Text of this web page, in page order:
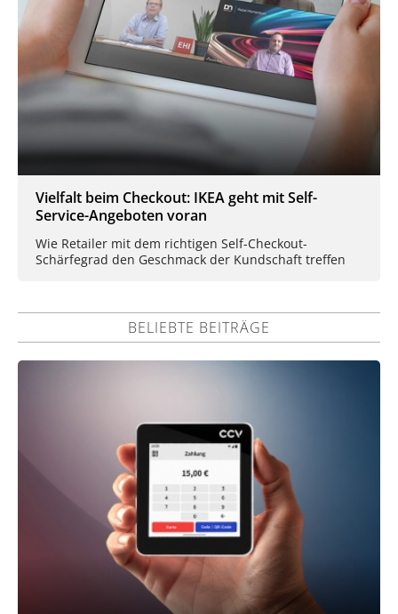
Vielfalt beim Checkout: IKEA geht mit Self-
Service-Angeboten voran
Wie Retailer mit dem richtigen Self-Checkout-
Schärfegrad den Geschmack der Kundschaft treffen
BELIEBTE BEITRÄGE